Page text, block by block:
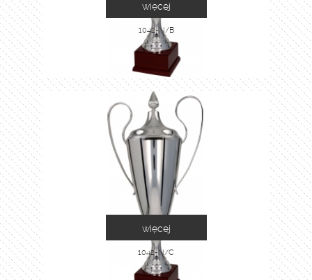
1042-N/B
więcej
1042-N/C
więcej